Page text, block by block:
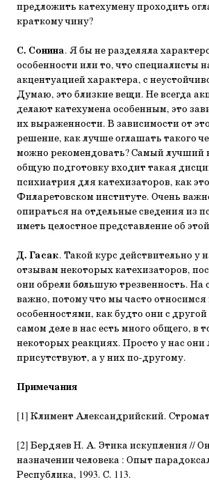
предложить катехумену проходить
краткому чину?
С. Сонина. Я бы не разделяла
особенности или то, что специалисты
акцентуацией характера, с
Думаю, это близкие вещи. Не всегда
делают катехумена особенным, это
их выраженности. В зависимости от
решение, как лучше оглашать такого
можно рекомендовать? Самый лучший
общую подготовку входит такая
психиатрия для катехизаторов, как
Филаретовском институте. Очень
опираться на отдельные сведения из
иметь целостное представление об
Д. Гасак. Такой курс действительно у
отзывам некоторых катехизаторов,
они обрели большую трезвенность. На
важно, потому что мы часто
особенностями, как будто они с
самом деле в нас есть много общего, в
некоторых реакциях. Просто у нас они
присутствуют, а у них по-другому.
Примечания
[1] Климент Александрийский.
[2] Бердяев Н. А. Этика искупления //
назначении человека : Опыт
Республика, 1993. С. 113.